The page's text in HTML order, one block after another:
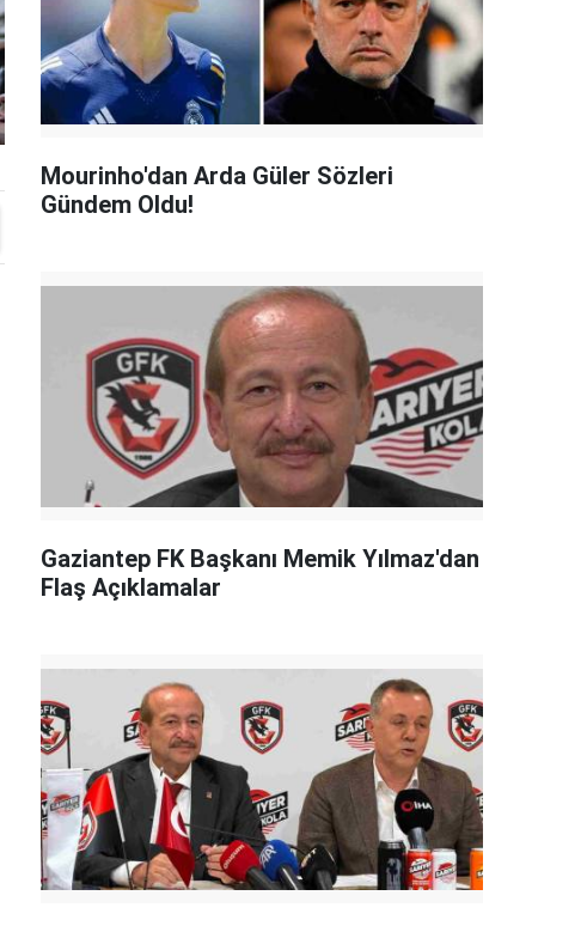
Mourinho'dan Arda Güler Sözleri
Gündem Oldu!
Gaziantep FK Başkanı Memik Yılmaz'dan
Flaş Açıklamalar